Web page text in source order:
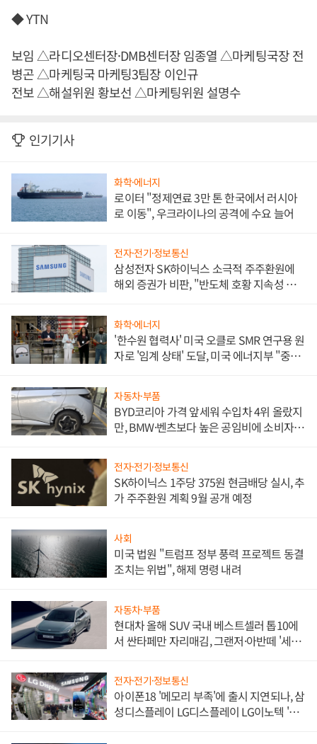
◆ YTN
보임 △라디오센터장·DMB센터장 임종열 △마케팅국장 전
병곤 △마케팅국 마케팅3팀장 이인규
전보 △해설위원 황보선 △마케팅위원 설명수
인기기사
화학·에너지
로이터 "정제연료 3만 톤 한국에서 러시아
로 이동", 우크라이나의 공격에 수요 늘어
전자·전기·정보통신
삼성전자 SK하이닉스 소극적 주주환원에
해외 증권가 비판, "반도체 호황 지속성 의
화학·에너지
'한수원 협력사' 미국 오클로 SMR 연구용 원
자로 '임계 상태' 도달, 미국 에너지부 "중요
자동차·부품
BYD코리아 가격 앞세워 수입차 4위 올랐지
만, BMW·벤츠보다 높은 공임비에 소비자
전자·전기·정보통신
SK하이닉스 1주당 375원 현금배당 실시, 추
가 주주환원 계획 9월 공개 예정
사회
미국 법원 "트럼프 정부 풍력 프로젝트 동결
조치는 위법", 해제 명령 내려
자동차·부품
현대차 올해 SUV 국내 베스트셀러 톱10에
서 싼타페만 자리매김, 그랜저·아반떼 '세단
전자·전기·정보통신
아이폰18 '메모리 부족'에 출시 지연되나, 삼
성디스플레이 LG디스플레이 LG이노텍 '탈